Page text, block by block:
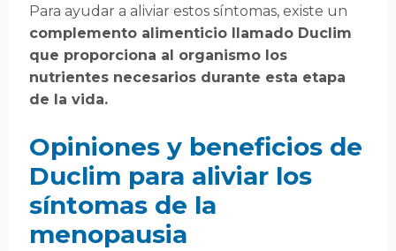
Para ayudar a aliviar estos síntomas, existe un
complemento alimenticio llamado Duclim
que proporciona al organismo los
nutrientes necesarios durante esta etapa
de la vida.
Opiniones y beneficios de
Duclim para aliviar los
síntomas de la
menopausia